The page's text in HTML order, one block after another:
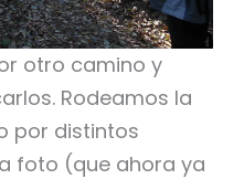
otro camino y
Rodeamos la
por distintos
foto (que ahora ya